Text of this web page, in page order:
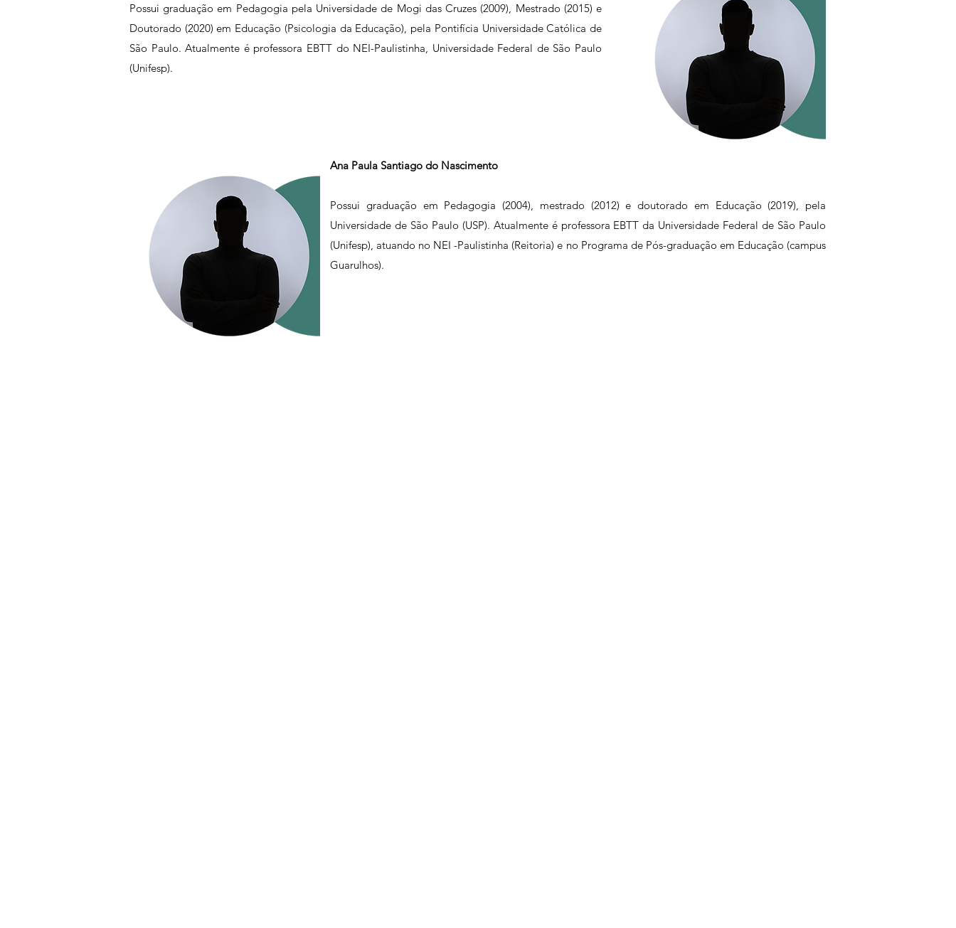
Possui graduação em Pedagogia pela Universidade de Mogi das Cruzes (2009), Mestrado (2015) e
Doutorado (2020) em Educação (Psicologia da Educação), pela Pontifícia Universidade Católica de
São Paulo. Atualmente é professora EBTT do NEI-Paulistinha, Universidade Federal de São Paulo
(Unifesp).
Ana Paula Santiago do Nascimento
Possui graduação em Pedagogia (2004), mestrado (2012) e doutorado em Educação (2019), pela
Universidade de São Paulo (USP). Atualmente é professora EBTT da Universidade Federal de São Paulo
(Unifesp), atuando no NEI -Paulistinha (Reitoria) e no Programa de Pós-graduação em Educação (campus
Guarulhos).